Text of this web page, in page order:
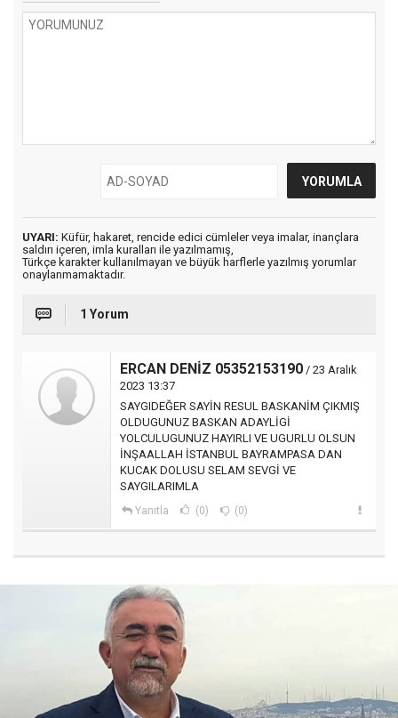
UYARI: Küfür, hakaret, rencide edici cümleler veya imalar, inançlara
saldırı içeren, imla kuralları ile yazılmamış,
Türkçe karakter kullanılmayan ve büyük harflerle yazılmış yorumlar
onaylanmamaktadır.
1 Yorum
ERCAN DENİZ 05352153190 / 23 Aralık
2023 13:37
SAYGIDEĞER SAYİN RESUL BASKANİM ÇIKMIŞ
OLDUGUNUZ BASKAN ADAYLİGİ
YOLCULUGUNUZ HAYIRLI VE UGURLU OLSUN
İNŞAALLAH İSTANBUL BAYRAMPASA DAN
KUCAK DOLUSU SELAM SEVGİ VE
SAYGILARIMLA
Yanıtla (0) (0)